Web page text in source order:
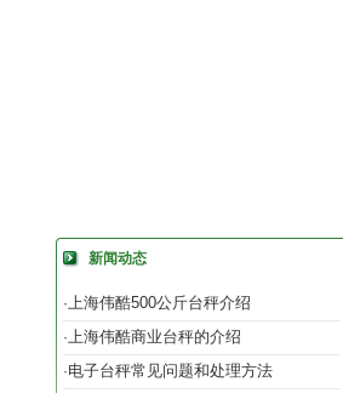
新闻动态
·上海伟酷500公斤台秤介绍
·上海伟酷商业台秤的介绍
·电子台秤常见问题和处理方法